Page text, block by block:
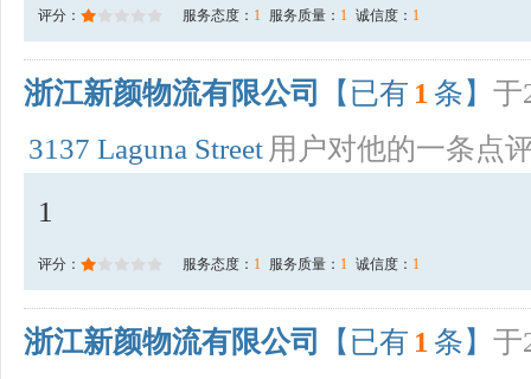
评分： 服务态度： 1 服务质量： 1 诚信度： 1
浙江新颜物流有限公司 【已有 1 条】 于
3137 Laguna Street 用户对他的一条点
1
评分： 服务态度： 1 服务质量： 1 诚信度： 1
浙江新颜物流有限公司 【已有 1 条】 于